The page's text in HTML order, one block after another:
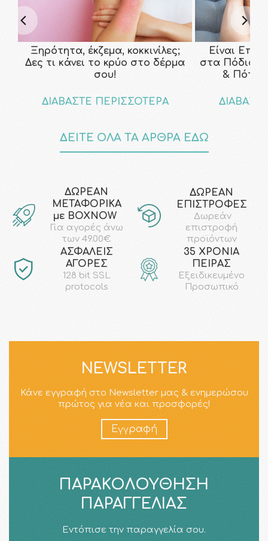
Ξηρότητα, έκζεμα, κοκκινίλες;
Δες τι κάνει το κρύο στο δέρμα
σου!
ΔΙΑΒΑΣΤΕ ΠΕΡΙΣΣΟΤΕΡΑ
Είναι
στα Πόδια;
& Πότε
ΔΕΙΤΕ ΟΛΑ ΤΑ ΑΡΘΡΑ ΕΔΩ
ΔΩΡΕΑΝ
ΜΕΤΑΦΟΡΙΚΑ
με ΒΟΧΝΟW
Για αγορές άνω
των 49.00€
ΔΩΡΕΑΝ
ΕΠΙΣΤΡΟΦΕΣ
Δωρεάν
επιστροφή
προϊόντων
AΣΦΑΛΕΙΣ
ΑΓΟΡΕΣ
128 bit SSL
protocols
35 ΧΡΟΝΙΑ
ΠΕΙΡΑΣ
Εξειδικευμένο
Προσωπικό
NEWSLETTER
Κάνε εγγραφή στο Newsletter μας & ενημερώσου
πρώτος για νέα και προσφορές!
Εγγραφή
ΠΑΡΑΚΟΛΟΎΘΗΣΗ
ΠΑΡΑΓΓΕΛΊΑΣ
Εντόπισε την παραγγελία σου.